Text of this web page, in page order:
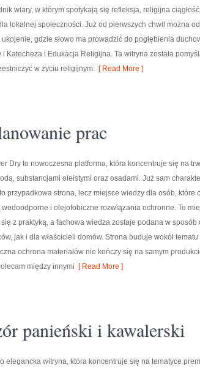
wiary, w którym spotykają się refleksja, religijna
lokalnej społeczności. Już od pierwszych chwil można
gdzie słowo ma prowadzić do pogłębienia
Katecheza i Edukacja Religijna. Ta witryna została
w życiu religijnym. [ Read More ]
prac
Dry to nowoczesna platforma, która koncentruje się na
substancjami oleistymi oraz osadami. Już sam
przypadkowa strona, lecz miejsce wiedzy dla osób, które
wodoodporne i olejofobiczne rozwiązania ochronne. To
z praktyką, a fachowa wiedza zostaje podana w sposób
jak i dla właścicieli domów. Strona buduje wokół
ochrona materiałów nie kończy się na samym
między innymi [ Read More ]
panieński i kawalerski
elegancka witryna, która koncentruje się na tematyce